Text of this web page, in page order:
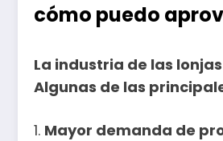
cómo puedo
La industria de las
Algunas de las
1. Mayor demanda de